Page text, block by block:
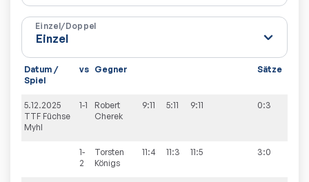
Einzel/Doppel
Datum /
Spiel
vs Gegner Sätze
5.12.2025
TTF Füchse
Myhl
1-1
Robert
Cherek
9:11 5:11 9:11 0:3
1-
2
Torsten
Königs
11:4 11:3 11:5 3:0